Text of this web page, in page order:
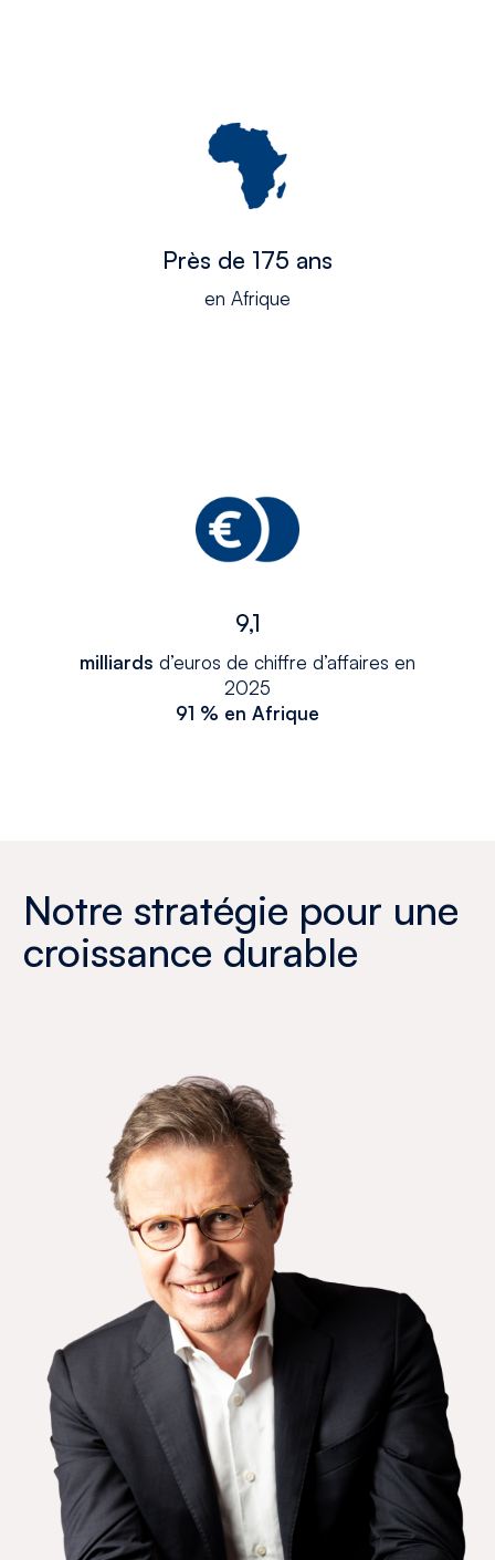
Près de 175 ans
en Afrique
9,1
milliards d’euros de chiffre d’affaires en
2025
91 % en Afrique
Notre stratégie pour une
croissance durable